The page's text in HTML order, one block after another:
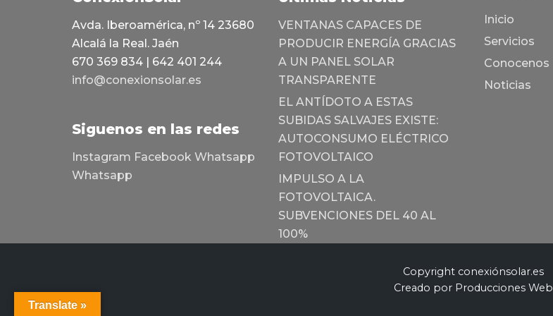
Avda. Iberoamérica, nº 14 23680
Alcalá la Real. Jaén
670 369 834 | 642 401 244
info@conexionsolar.es
Siguenos en las redes
Instagram Facebook Whatsapp
Whatsapp
VENTANAS CAPACES DE
PRODUCIR ENERGÍA GRACIAS
A UN PANEL SOLAR
TRANSPARENTE
EL ANTÍDOTO A ESTAS
SUBIDAS SALVAJES EXISTE:
AUTOCONSUMO ELÉCTRICO
FOTOVOLTAICO
IMPULSO A LA
FOTOVOLTAICA.
SUBVENCIONES DEL 40 AL
100%
Inicio
Servicios
Conocenos
Noticias
Copyright conexiónsolar.es
Creado por Producciones Web
Translate »